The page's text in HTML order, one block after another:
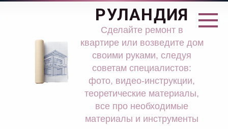
Перейти
РУЛАНДИЯ
Сделайте ремонт в
квартире или возведите дом
своими руками, следуя
советам специалистов:
фото, видео-инструкции,
теоретические материалы,
все про необходимые
материалы и инструменты